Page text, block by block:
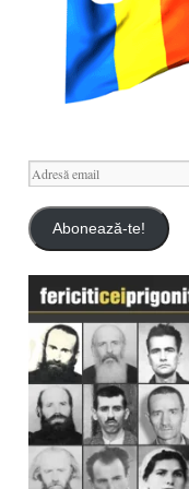
Adresă
email
Abonează-te!